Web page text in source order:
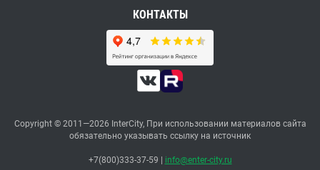
КОНТАКТЫ
Copyright © 2011—2026 InterCity, При использовании материалов сайта
обязательно указывать ссылку на источник
+7(800)333-37-59 info@enter-city.ru